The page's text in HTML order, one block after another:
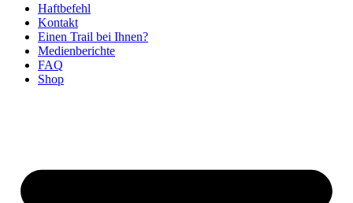
Haftbefehl
Kontakt
Einen Trail bei Ihnen?
Medienberichte
FAQ
Shop